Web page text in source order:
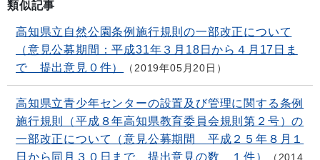
類似記事
高知県立自然公園条例施行規則の一部改正について
（意見公募期間：平成31年３月18日から４月17日ま
で 提出意見０件）
2019年05月20日
高知県立青少年センターの設置及び管理に関する条例
施行規則（平成８年高知県教育委員会規則第２号）の
一部改正について（意見公募期間 平成２５年８月１
日から同月３０日まで、提出意見の数 １件）
2014